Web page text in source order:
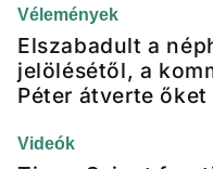
Vélemények
Elszabadult a
jelölésétől, a
Péter átverte őket
Videók